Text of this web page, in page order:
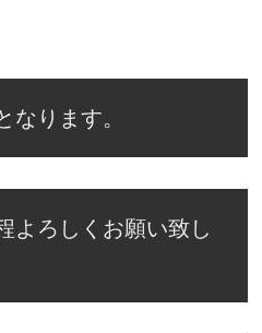
ります。
よろしくお願い致し